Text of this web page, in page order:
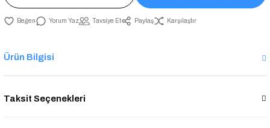
Yorum Yaz Tavsiye Et Paylaş Karşılaştır
Ürün Bilgisi
Taksit Seçenekleri